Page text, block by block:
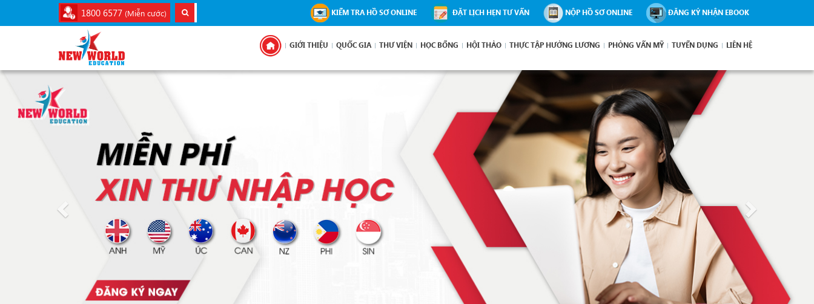
1800 6577 (Miễn cước) KIỂM TRA HỒ SƠ ONLINE ĐẶT LỊCH HẸN TƯ VẤN NỘP HỒ SƠ ONLINE ĐĂNG KÝ NHẬN EBOOK
GIỚI THIỆU QUỐC GIA THƯ VIỆN HỌC BỔNG HỘI THẢO THỰC TẬP HƯỞNG LƯƠNG PHỎNG VẤN MỸ TUYỂN DỤNG LIÊN HỆ
Previous Next